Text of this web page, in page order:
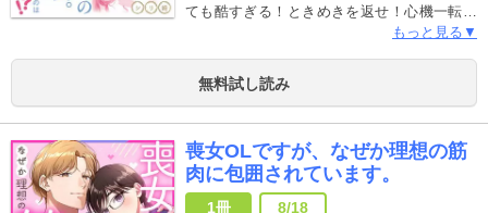
ても酷すぎる！ときめきを返せ！心機一転、
新しい職場で仕事に生きると決めた愛都美だ
ど、俺のこと好きにならないでね」動物病院
ではじまる、正反対な二人の焦れキュンラブ
てます。重複購入にお気を付けください。
もっと見る▼
無料試し読み
喪女OLですが、なぜか理想の筋
肉に包囲されています。
1冊
8/18